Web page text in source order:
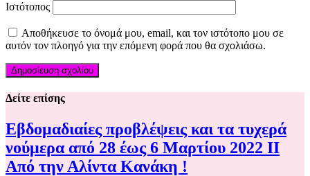
Ιστότοπος
Αποθήκευσε το όνομά μου, email, και τον ιστότοπο μου σε
αυτόν τον πλοηγό για την επόμενη φορά που θα σχολιάσω.
Δείτε επίσης
Εβδομαδιαίες προβλέψεις και τα τυχερά
νούμερα από 28 έως 6 Μαρτίου 2022 ΙΙ
Από την Αλίντα Κανάκη !